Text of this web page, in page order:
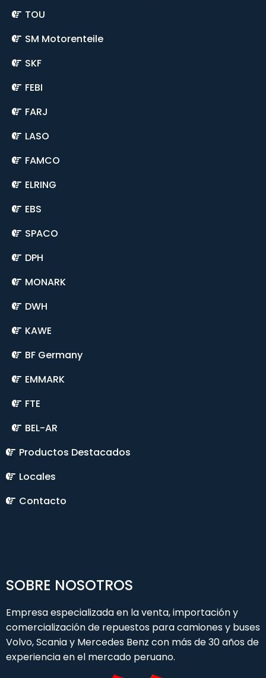
TOU
SM Motorenteile
SKF
FEBI
FARJ
LASO
FAMCO
ELRING
EBS
SPACO
DPH
MONARK
DWH
KAWE
BF Germany
EMMARK
FTE
BEL-AR
Productos Destacados
Locales
Contacto
SOBRE NOSOTROS
Empresa especializada en la venta, importación y
comercialización de repuestos para camiones y buses
Volvo, Scania y Mercedes Benz con más de 30 años de
experiencia en el mercado peruano.